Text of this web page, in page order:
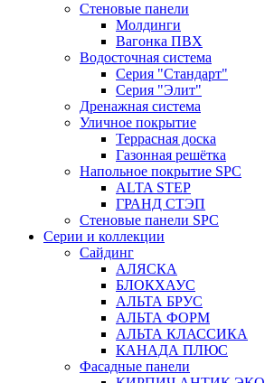
Стеновые панели
Молдинги
Вагонка ПВХ
Водосточная система
Серия "Стандарт"
Серия "Элит"
Дренажная система
Уличное покрытие
Террасная доска
Газонная решётка
Напольное покрытие SPC
ALTA STEP
ГРАНД СТЭП
Стеновые панели SPC
Серии и коллекции
Сайдинг
АЛЯСКА
БЛОКХАУС
АЛЬТА БРУС
АЛЬТА ФОРМ
АЛЬТА КЛАССИКА
КАНАДА ПЛЮС
Фасадные панели